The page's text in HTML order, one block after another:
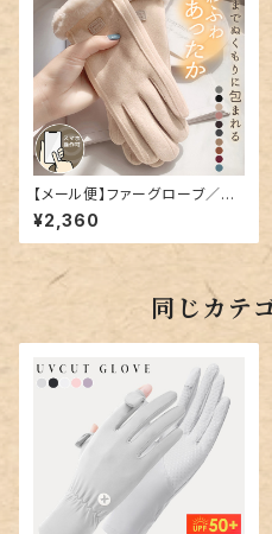
【メール便】ファーグローブ／gl
ove133
¥2,360
同じカテ